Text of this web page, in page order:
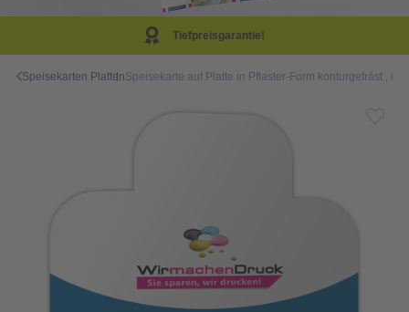
Speisekarten PlattenSpeisekarte auf Platte in Pflaster-Form konturgefräst ,